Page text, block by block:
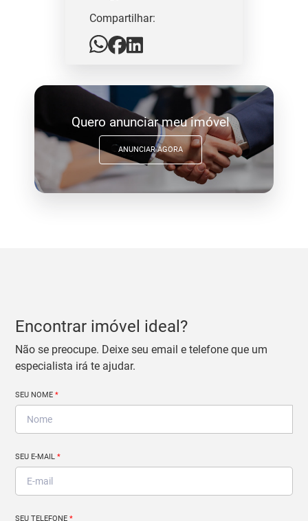
Compartilhar:
Quero anunciar meu imóvel
ANUNCIAR AGORA
Encontrar imóvel ideal?
Não se preocupe. Deixe seu email e telefone que um
especialista irá te ajudar.
SEU NOME*
SEU E-MAIL*
SEU TELEFONE*